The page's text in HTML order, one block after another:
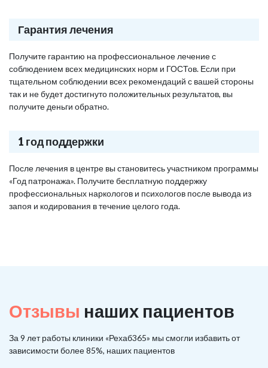
Гарантия лечения
Получите гарантию на профессиональное лечение с
соблюдением всех медицинских норм и ГОСТов. Если при
тщательном соблюдении всех рекомендаций с вашей стороны
так и не будет достигнуто положительных результатов, вы
получите деньги обратно.
1 год поддержки
После лечения в центре вы становитесь участником программы
«Год патронажа». Получите бесплатную поддержку
профессиональных наркологов и психологов после вывода из
запоя и кодирования в течение целого года.
Отзывы наших пациентов
За 9 лет работы клиники «Рехаб365» мы смогли избавить от
зависимости более 85%, наших пациентов